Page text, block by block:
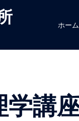
ホー
講